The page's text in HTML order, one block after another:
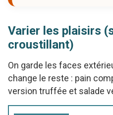
Varier les plaisirs
croustillant)
On garde les faces
change le reste : pain
version truffée et salade